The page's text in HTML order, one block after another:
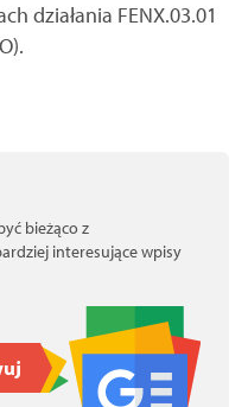
działania FENX.03.01
bieżąco z
interesujące wpisy